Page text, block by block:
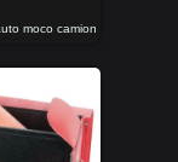
moco camion